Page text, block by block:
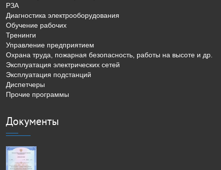
РЗА
Диагностика электрооборудования
Обучение рабочих
Тренинги
Управление предприятием
Охрана труда, пожарная безопасность, работы на высоте и др.
Эксплуатация электрических сетей
Эксплуатация подстанций
Диспетчеры
Прочие программы
Документы